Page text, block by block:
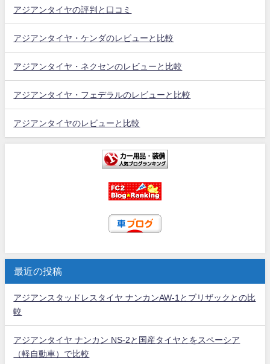
アジアンタイヤの評判と口コミ
アジアンタイヤ・ケンダのレビューと比較
アジアンタイヤ・ネクセンのレビューと比較
アジアンタイヤ・フェデラルのレビューと比較
アジアンタイヤのレビューと比較
最近の投稿
アジアンスタッドレスタイヤ ナンカンAW-1とブリザックとの比
較
アジアンタイヤ ナンカン NS-2と国産タイヤとをスペーシア
（軽自動車）で比較